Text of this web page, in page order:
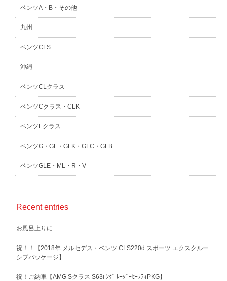
ベンツA・B・その他
九州
ベンツCLS
沖縄
ベンツCLクラス
ベンツCクラス・CLK
ベンツEクラス
ベンツG・GL・GLK・GLC・GLB
ベンツGLE・ML・R・V
Recent entries
お風呂上りに
祝！！【2018年 メルセデス・ベンツ CLS220d スポーツ エクスクルー
シブパッケージ】
祝！ご納車【AMG Sクラス S63ﾛﾝｸﾞ ﾚｰﾀﾞｰｾｰﾌﾃｨPKG】